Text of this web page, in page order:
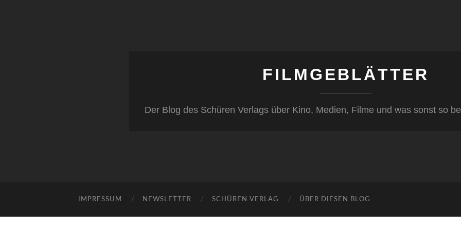
FILMGEBLÄTTER
Der Blog des Schüren Verlags über Kino, Medien, Filme und was sonst so
IMPRESSUM NEWSLETTER SCHÜREN VERLAG ÜBER DIESEN BLOG